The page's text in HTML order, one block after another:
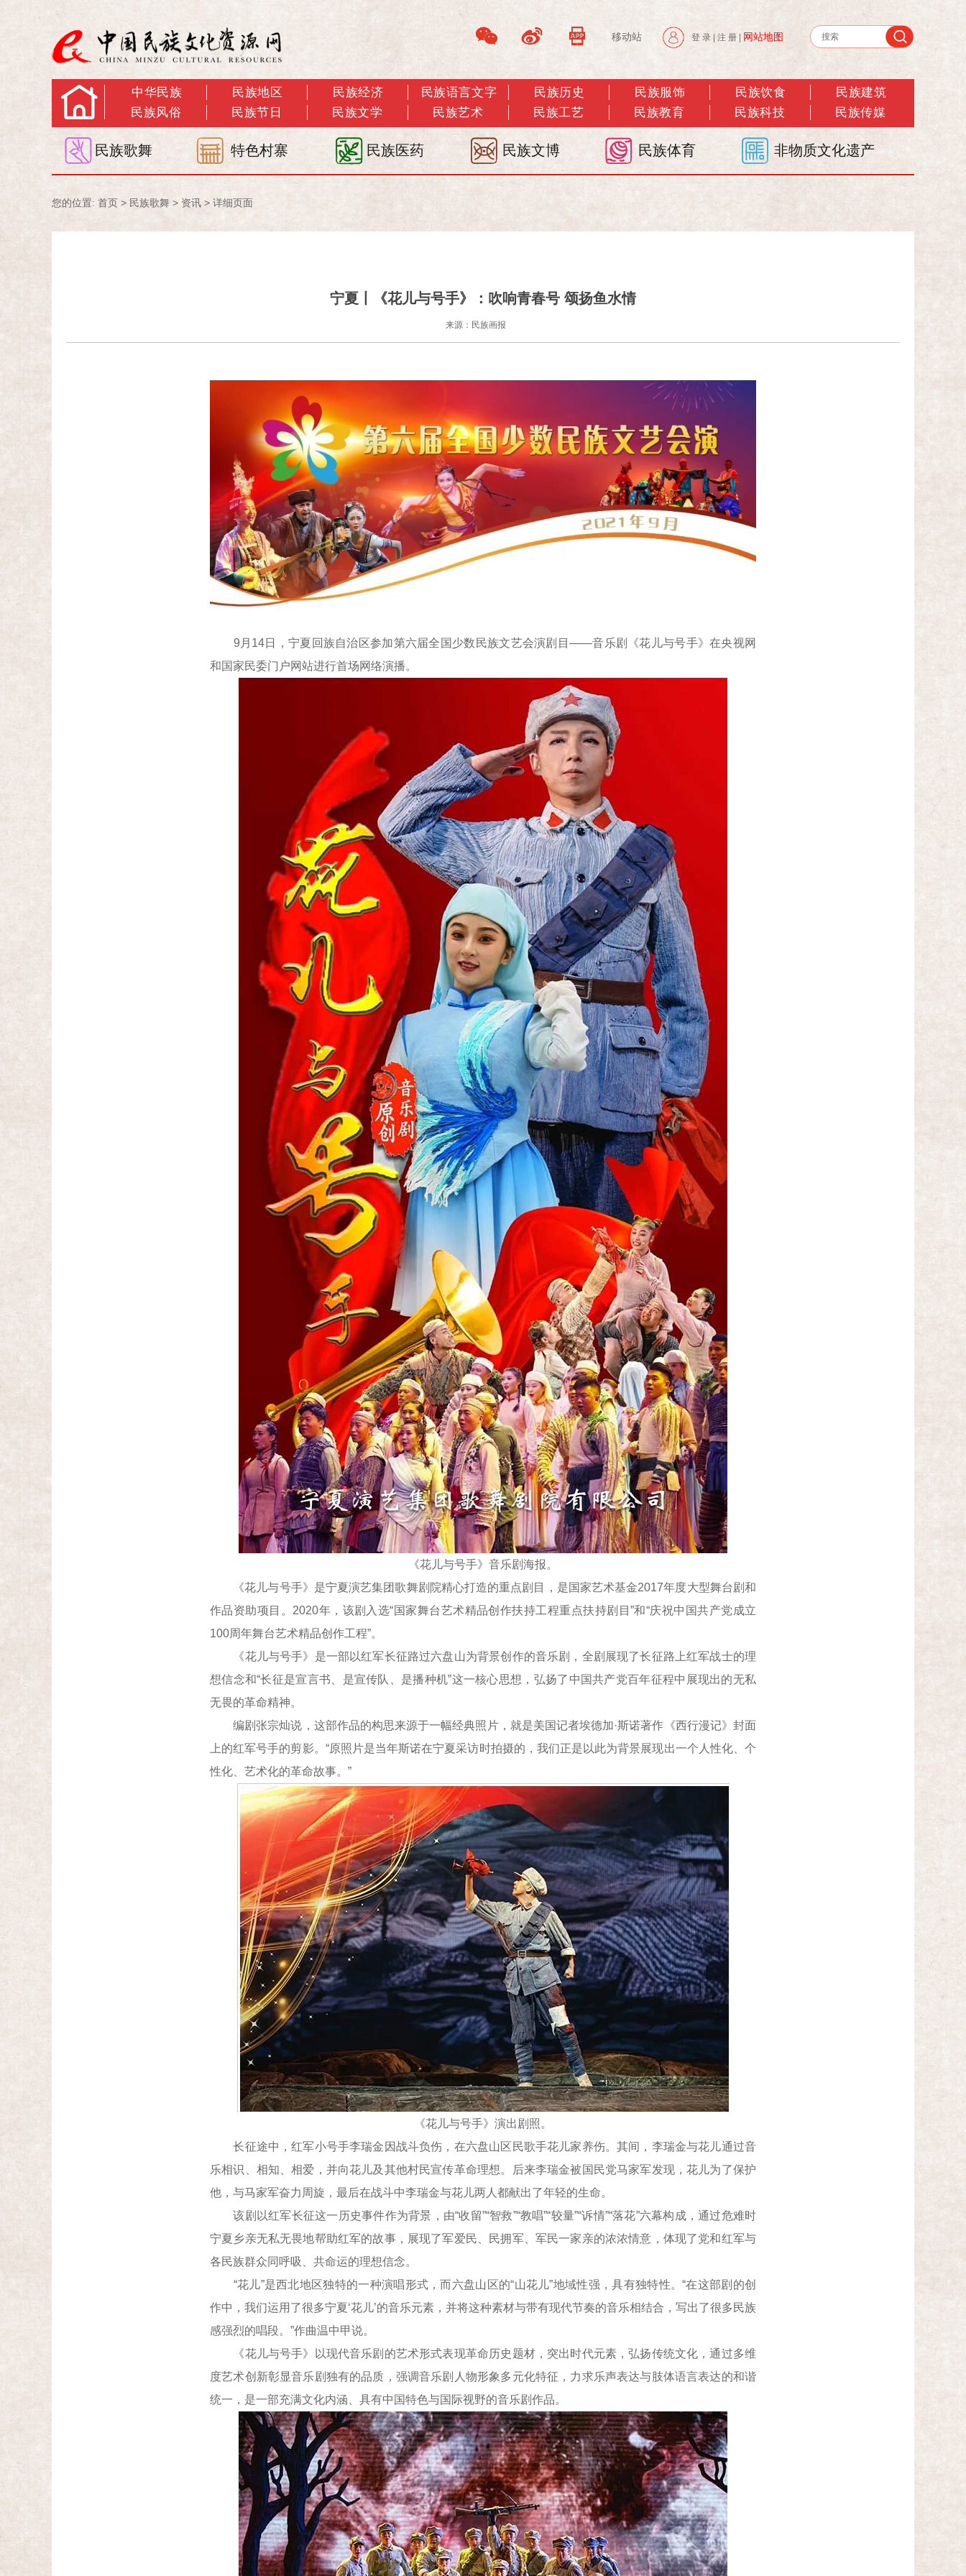
移动站 登 录 注 册 网站地图
中华民族 民族地区 民族经济 民族语言文字 民族历史 民族服饰 民族饮食
民族建筑
民族风俗
民族节日 民族文学 民族艺术 民族工艺 民族教育 民族科技 民族传媒
民族歌舞 特色村寨 民族医药 民族文博 民族体育 非物质文化遗产
您的位置: 首页 > 民族歌舞 > 资讯 > 详细页面
宁夏丨《花儿与号手》：吹响青春号 颂扬鱼水情
来源：民族画报
9月14日，宁夏回族自治区参加第六届全国少数民族文艺会演剧目——音乐剧《花儿与号手》在央视网
和国家民委门户网站进行首场网络演播。
《花儿与号手》音乐剧海报。
《花儿与号手》是宁夏演艺集团歌舞剧院精心打造的重点剧目，是国家艺术基金2017年度大型舞台剧和
作品资助项目。2020年，该剧入选“国家舞台艺术精品创作扶持工程重点扶持剧目”和“庆祝中国共产党成立
100周年舞台艺术精品创作工程”。
《花儿与号手》是一部以红军长征路过六盘山为背景创作的音乐剧，全剧展现了长征路上红军战士的理
想信念和“长征是宣言书、是宣传队、是播种机”这一核心思想，弘扬了中国共产党百年征程中展现出的无私
无畏的革命精神。
编剧张宗灿说，这部作品的构思来源于一幅经典照片，就是美国记者埃德加·斯诺著作《西行漫记》封面
上的红军号手的剪影。“原照片是当年斯诺在宁夏采访时拍摄的，我们正是以此为背景展现出一个人性化、个
性化、艺术化的革命故事。”
《花儿与号手》演出剧照。
长征途中，红军小号手李瑞金因战斗负伤，在六盘山区民歌手花儿家养伤。其间，李瑞金与花儿通过音
乐相识、相知、相爱，并向花儿及其他村民宣传革命理想。后来李瑞金被国民党马家军发现，花儿为了保护
他，与马家军奋力周旋，最后在战斗中李瑞金与花儿两人都献出了年轻的生命。
该剧以红军长征这一历史事件作为背景，由“收留”“智救”“教唱”“较量”“诉情”“落花”六幕构成，通过危难时
宁夏乡亲无私无畏地帮助红军的故事，展现了军爱民、民拥军、军民一家亲的浓浓情意，体现了党和红军与
各民族群众同呼吸、共命运的理想信念。
“花儿”是西北地区独特的一种演唱形式，而六盘山区的“山花儿”地域性强，具有独特性。“在这部剧的创
作中，我们运用了很多宁夏‘花儿’的音乐元素，并将这种素材与带有现代节奏的音乐相结合，写出了很多民族
感强烈的唱段。”作曲温中甲说。
《花儿与号手》以现代音乐剧的艺术形式表现革命历史题材，突出时代元素，弘扬传统文化，通过多维
度艺术创新彰显音乐剧独有的品质，强调音乐剧人物形象多元化特征，力求乐声表达与肢体语言表达的和谐
统一，是一部充满文化内涵、具有中国特色与国际视野的音乐剧作品。